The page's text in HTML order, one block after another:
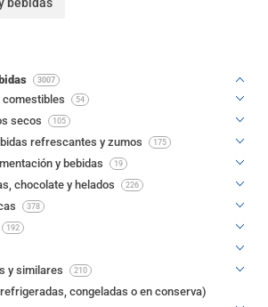
bebidas
3007
54
secos 105
refrescantes y zumos 175
y bebidas 19
chocolate y helados 226
378
192
y similares 210
congeladas o en conserva)